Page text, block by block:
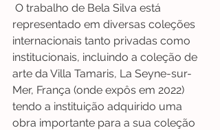
O trabalho de Bela Silva está
representado em diversas coleções
internacionais tanto privadas como
institucionais, incluindo a coleção de
arte da Villa Tamaris, La Seyne-sur-
Mer, França (onde expôs em 2022)
tendo a instituição adquirido uma
obra importante para a sua coleção